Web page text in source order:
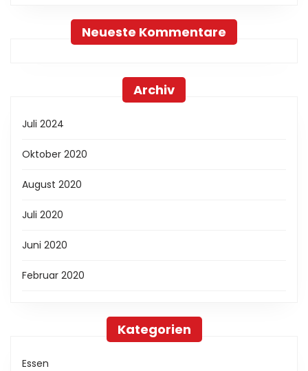
Neueste Kommentare
Archiv
Juli 2024
Oktober 2020
August 2020
Juli 2020
Juni 2020
Februar 2020
Kategorien
Essen